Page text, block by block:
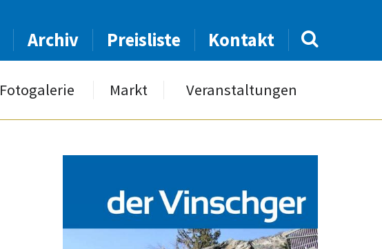
Archiv Preisliste Kontakt
Fotogalerie Markt Veranstaltungen